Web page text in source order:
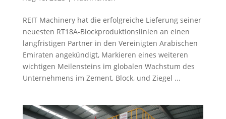
REIT Machinery hat die erfolgreiche Lieferung seiner
neuesten RT18A-Blockproduktionslinien an einen
langfristigen Partner in den Vereinigten Arabischen
Emiraten angekündigt, Markieren eines weiteren
wichtigen Meilensteins im globalen Wachstum des
Unternehmens im Zement, Block, und Ziegel ...